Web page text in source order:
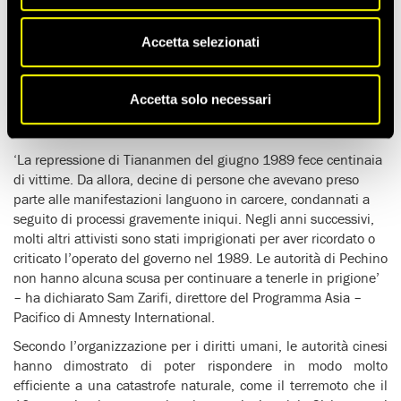
Accetta selezionati
Accetta solo necessari
ATTIVISTI DI TIANANMEN, IN CARCERE DA 19 ANNI
CS69-2008: 03/06/2008
Amnesty International ha chiesto oggi alle autorità cinesi di
proteste di Tiananmen, risalenti ormai a 19 anni fa.
‘La repressione di Tiananmen del giugno 1989 fece centinaia
di vittime. Da allora, decine di persone che avevano preso
parte alle manifestazioni languono in carcere, condannati a
seguito di processi gravemente iniqui. Negli anni successivi,
molti altri attivisti sono stati imprigionati per aver ricordato o
criticato l’operato del governo nel 1989. Le autorità di Pechino
non hanno alcuna scusa per continuare a tenerle in prigione’
– ha dichiarato Sam Zarifi, direttore del Programma Asia –
Pacifico di Amnesty International.
Secondo l’organizzazione per i diritti umani, le autorità cinesi
hanno dimostrato di poter rispondere in modo molto
efficiente a una catastrofe naturale, come il terremoto che il